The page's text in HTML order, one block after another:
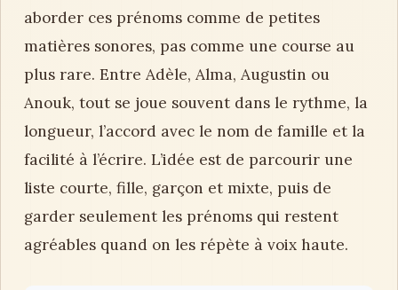
aborder ces prénoms comme de petites
matières sonores, pas comme une course au
plus rare. Entre Adèle, Alma, Augustin ou
Anouk, tout se joue souvent dans le rythme, la
longueur, l’accord avec le nom de famille et la
facilité à l’écrire. L’idée est de parcourir une
liste courte, fille, garçon et mixte, puis de
garder seulement les prénoms qui restent
agréables quand on les répète à voix haute.